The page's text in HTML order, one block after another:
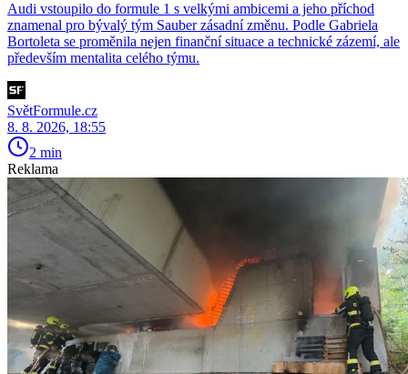
Audi vstoupilo do formule 1 s velkými ambicemi a jeho příchod
znamenal pro bývalý tým Sauber zásadní změnu. Podle Gabriela
Bortoleta se proměnila nejen finanční situace a technické zázemí, ale
především mentalita celého týmu.
SvětFormule.cz
8. 8. 2026, 18:55
2 min
Reklama